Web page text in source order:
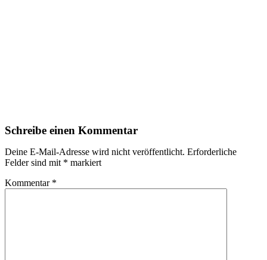
Schreibe einen Kommentar
Deine E-Mail-Adresse wird nicht veröffentlicht. Erforderliche
Felder sind mit * markiert
Kommentar *